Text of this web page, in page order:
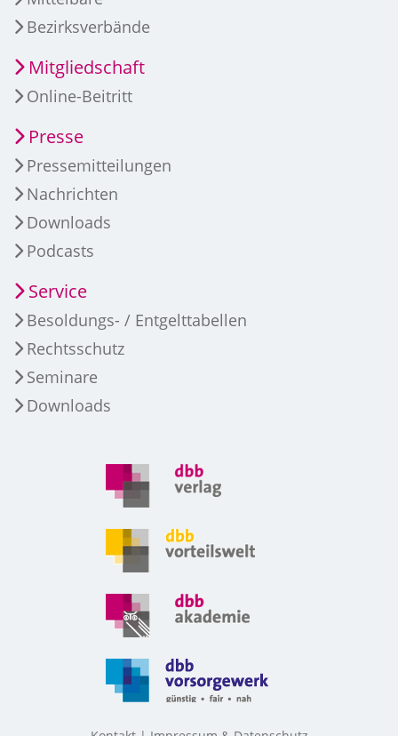
Bezirksverbände
Mitgliedschaft
Online-Beitritt
Presse
Pressemitteilungen
Nachrichten
Downloads
Podcasts
Service
Besoldungs- / Entgelttabellen
Rechtsschutz
Seminare
Downloads